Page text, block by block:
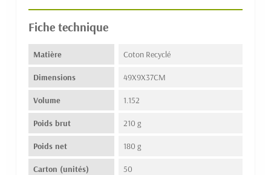
Fiche technique
Matière Coton Recyclé
Dimensions 49X9X37CM
Volume 1.152
Poids brut 210 g
Poids net 180 g
Carton (unités) 50